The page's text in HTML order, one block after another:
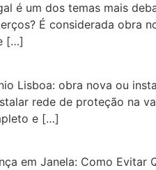
é um dos temas mais
É considerada obra
[…]
Lisboa: obra nova ou
rede de proteção na
e […]
em Janela: Como Evitar